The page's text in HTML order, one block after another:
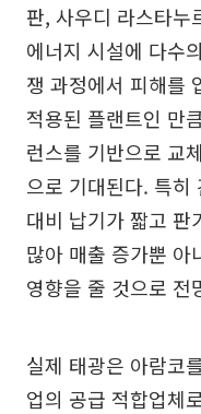
판, 사우디 라스타누
에너지 시설에 다수
쟁 과정에서 피해를
적용된 플랜트인 만
런스를 기반으로 교
으로 기대된다. 특히
대비 납기가 짧고 판
많아 매출 증가뿐 아
영향을 줄 것으로 전
실제 태광은 아람코
업의 공급 적합업체